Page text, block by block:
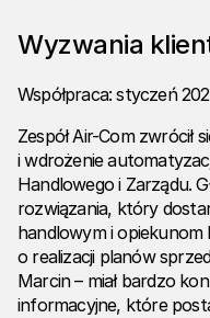
Wyzwania
Współpraca: styczeń
Zespół Air-Com zwrócił
i wdrożenie
Handlowego i Zarządu.
rozwiązania, który
handlowym i
o realizacji planów
Marcin – miał bardzo
informacyjne, które